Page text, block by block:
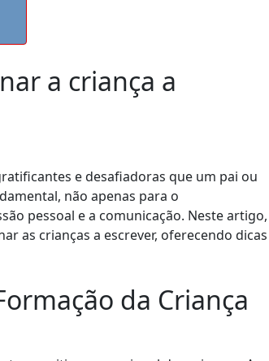
a criança a
e desafiadoras que um pai ou
não apenas para o
pessoal e a comunicação. Neste artigo,
as crianças a escrever, oferecendo dicas
da Criança